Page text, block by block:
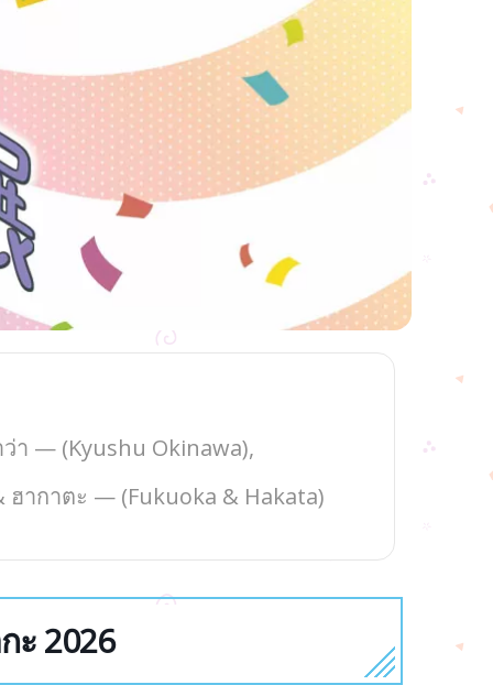
า — (Kyushu Okinawa),
ฮากาตะ — (Fukuoka & Hakata)
ะ 2026